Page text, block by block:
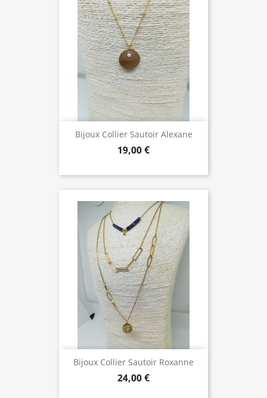
Bijoux Collier Sautoir Alexane
19,00 €
Bijoux Collier Sautoir Roxanne
24,00 €